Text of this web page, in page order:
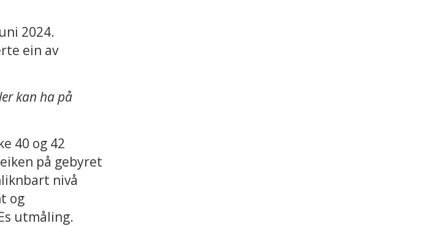
2024.
ein av
kan ha på
40 og 42
på gebyret
nivå
og
utmåling.